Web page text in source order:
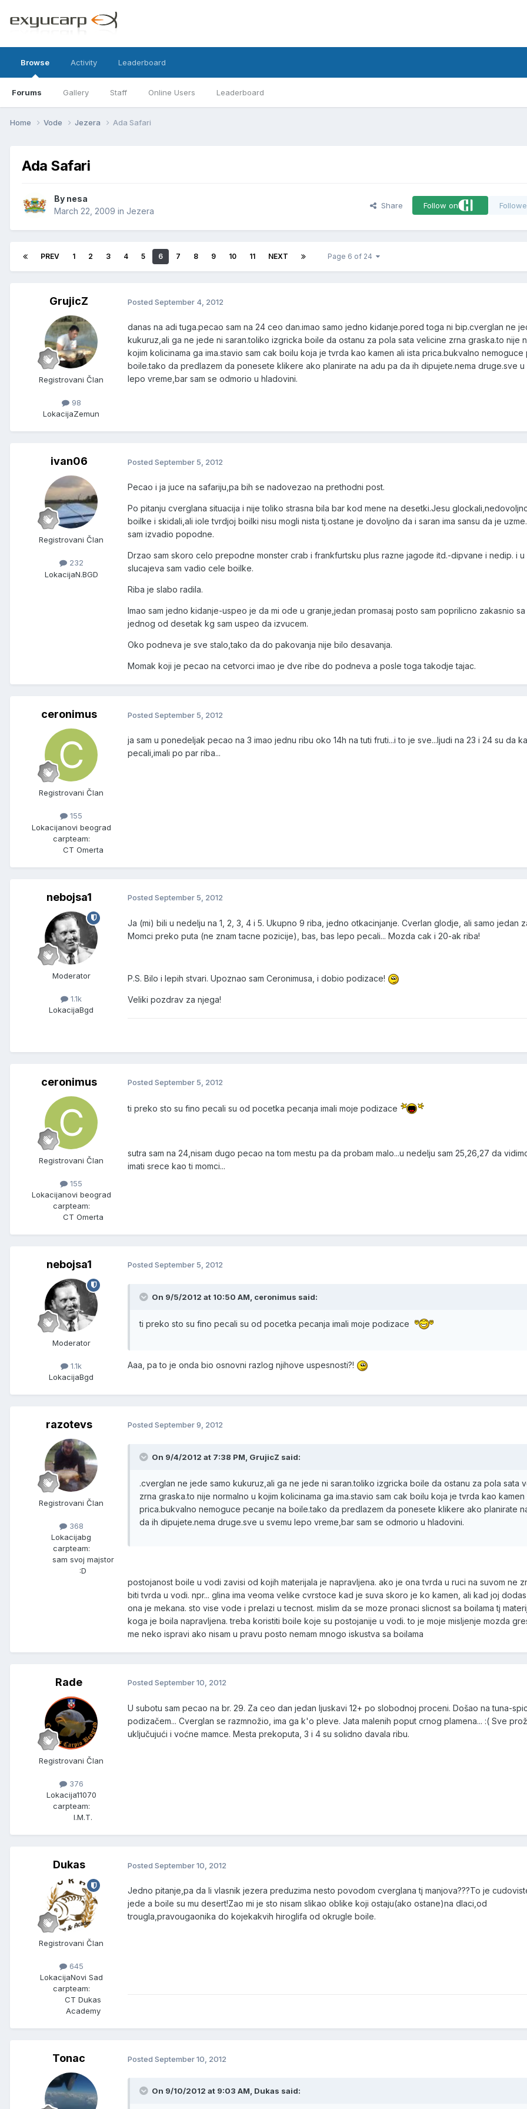
Browse
Forums Gallery Staff Online Users Leaderboard
Activity Leaderboard
Home Vode Jezera Ada Safari
Ada Safari
By nesa
March 22, 2009 in Jezera
Share Follow on
PREV 1 2 3 4 5 6 7 8 9 10 11 NEXT Page 6 of 24
GrujicZ
Registrovani Član
98
LokacijaZemun
Posted September 4, 2012
danas na adi tuga.pecao sam na 24 ceo dan.imao samo jedno kidanje.pored toga ni bip.cverglan ne
kukuruz,ali ga ne jede ni saran.toliko izgricka boile da ostanu za pola sata velicine zrna graska.to nije
kojim kolicinama ga ima.stavio sam cak boilu koja je tvrda kao kamen ali ista prica.bukvalno nemoguce
boile.tako da predlazem da ponesete klikere ako planirate na adu pa da ih dipujete.nema druge.sve u
lepo vreme,bar sam se odmorio u hladovini.
ivan06
Registrovani Član
232
LokacijaN.BGD
Posted September 5, 2012
Pecao i ja juce na safariju,pa bih se nadovezao na prethodni post.
Po pitanju cverglana situacija i nije toliko strasna bila bar kod mene na desetki.Jesu
boilke i skidali,ali iole tvrdjoj boilki nisu mogli nista tj.ostane je dovoljno da i saran ima sansu da je
sam izvadio popodne.
Drzao sam skoro celo prepodne monster crab i frankfurtsku plus razne jagode itd.-dipvane i nedip. i u
slucajeva sam vadio cele boilke.
Riba je slabo radila.
Imao sam jedno kidanje-uspeo je da mi ode u granje,jedan promasaj posto sam poprilicno zakasnio sa
jednog od desetak kg sam uspeo da izvucem.
Oko podneva je sve stalo,tako da do pakovanja nije bilo desavanja.
Momak koji je pecao na cetvorci imao je dve ribe do podneva a posle toga takodje tajac.
ceronimus
Registrovani Član
155
Lokacijanovi beograd
carpteam:
CT Omerta
Posted September 5, 2012
ja sam u ponedeljak pecao na 3 imao jednu ribu oko 14h na tuti fruti...i to je sve...ljudi na 23 i 24 su da
pecali,imali po par riba...
nebojsa1
Moderator
1.1k
LokacijaBgd
Posted September 5, 2012
Ja (mi) bili u nedelju na 1, 2, 3, 4 i 5. Ukupno 9 riba, jedno otkacinjanje. Cverlan glodje, ali samo jedan
Momci preko puta (ne znam tacne pozicije), bas, bas lepo pecali... Mozda cak i 20-ak riba!
P.S. Bilo i lepih stvari. Upoznao sam Ceronimusa, i dobio podizace!
Veliki pozdrav za njega!
ceronimus
Registrovani Član
155
Lokacijanovi beograd
carpteam:
CT Omerta
Posted September 5, 2012
ti preko sto su fino pecali su od pocetka pecanja imali moje podizace
sutra sam na 24,nisam dugo pecao na tom mestu pa da probam malo...u nedelju sam 25,26,27 da
imati srece kao ti momci...
nebojsa1
Moderator
1.1k
LokacijaBgd
Posted September 5, 2012
On 9/5/2012 at 10:50 AM, ceronimus said:
ti preko sto su fino pecali su od pocetka pecanja imali moje podizace
Aaa, pa to je onda bio osnovni razlog njihove uspesnosti?!
razotevs
Registrovani Član
368
Lokacijabg
carpteam:
sam svoj majstor
:D
Posted September 9, 2012
On 9/4/2012 at 7:38 PM, GrujicZ said:
.cverglan ne jede samo kukuruz,ali ga ne jede ni saran.toliko izgricka boile da ostanu za pola sata
zrna graska.to nije normalno u kojim kolicinama ga ima.stavio sam cak boilu koja je tvrda kao kamen
prica.bukvalno nemoguce pecanje na boile.tako da predlazem da ponesete klikere ako planirate
da ih dipujete.nema druge.sve u svemu lepo vreme,bar sam se odmorio u hladovini.
postojanost boile u vodi zavisi od kojih materijala je napravljena. ako je ona tvrda u ruci na suvom ne
biti tvrda u vodi. npr... glina ima veoma velike cvrstoce kad je suva skoro je ko kamen, ali kad joj
ona je mekana. sto vise vode i prelazi u tecnost. mislim da se moze pronaci slicnost sa boilama tj
koga je boila napravljena. treba koristiti boile koje su postojanije u vodi. to je moje misljenje mozda
me neko ispravi ako nisam u pravu posto nemam mnogo iskustva sa boilama
Rade
Registrovani Član
376
Lokacija11070
carpteam:
I.M.T.
Posted September 10, 2012
U subotu sam pecao na br. 29. Za ceo dan jedan ljuskavi 12+ po slobodnoj proceni. Došao na tuna-
podizačem... Cverglan se razmnožio, ima ga k'o pleve. Jata malenih poput crnog plamena... :( Sve
uključujući i voćne mamce. Mesta prekoputa, 3 i 4 su solidno davala ribu.
Dukas
Registrovani Član
645
LokacijaNovi Sad
carpteam:
CT Dukas
Academy
Posted September 10, 2012
Jedno pitanje,pa da li vlasnik jezera preduzima nesto povodom cverglana tj manjova???To je
jede a boile su mu desert!Zao mi je sto nisam slikao oblike koji ostaju(ako ostane)na dlaci,od
trougla,pravougaonika do kojekakvih hiroglifa od okrugle boile.
Tonac Posted September 10, 2012
On 9/10/2012 at 9:03 AM, Dukas said: